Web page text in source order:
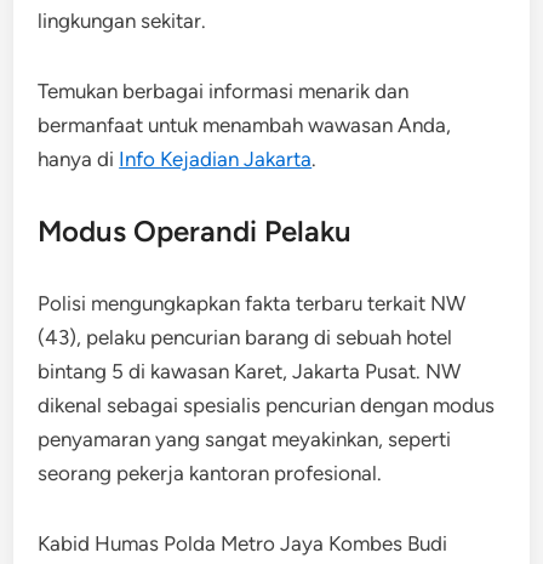
lingkungan sekitar.
Temukan berbagai informasi menarik dan
bermanfaat untuk menambah wawasan Anda,
hanya di Info Kejadian Jakarta.
Modus Operandi Pelaku
Polisi mengungkapkan fakta terbaru terkait NW
(43), pelaku pencurian barang di sebuah hotel
bintang 5 di kawasan Karet, Jakarta Pusat. NW
dikenal sebagai spesialis pencurian dengan modus
penyamaran yang sangat meyakinkan, seperti
seorang pekerja kantoran profesional.
Kabid Humas Polda Metro Jaya Kombes Budi